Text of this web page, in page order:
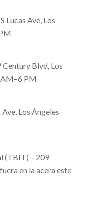
Lucas Ave, Los
Blvd, Los
AM–6 PM
Los Ángeles
(TBIT) – 209
en la acera este